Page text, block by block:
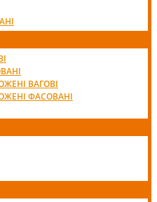
ВАГОВІ
ФАСОВАНІ